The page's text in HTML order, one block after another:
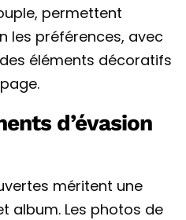
permettent
les préférences, avec
éléments décoratifs
d’évasion
méritent une
album. Les photos de